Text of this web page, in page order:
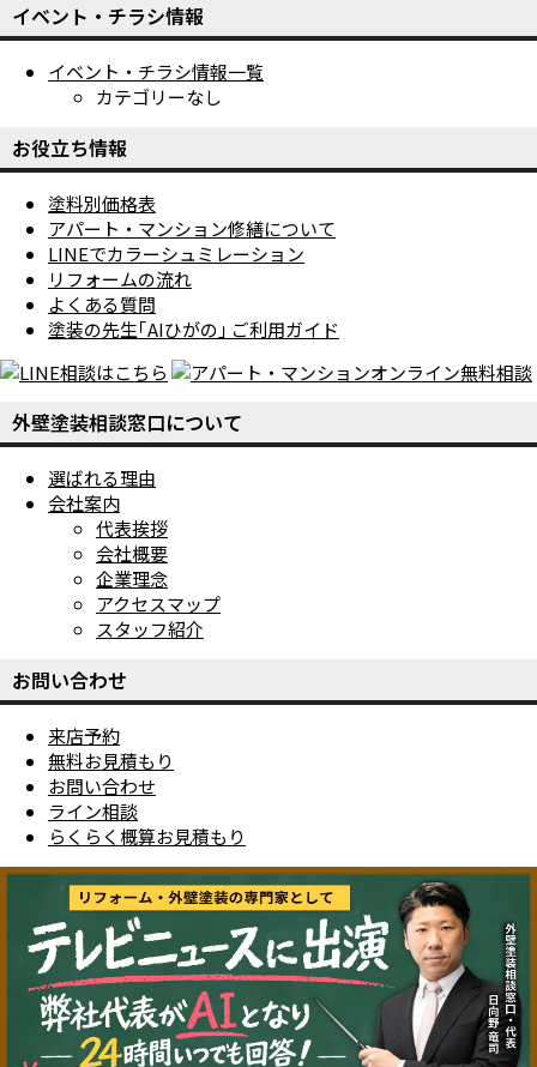
イベント・チラシ情報
イベント・チラシ情報一覧
カテゴリーなし
お役立ち情報
塗料別価格表
アパート・マンション修繕について
LINEでカラーシュミレーション
リフォームの流れ
よくある質問
塗装の先生｢AIひがの｣ ご利用ガイド
外壁塗装相談窓口について
選ばれる理由
会社案内
代表挨拶
会社概要
企業理念
アクセスマップ
スタッフ紹介
お問い合わせ
来店予約
無料お見積もり
お問い合わせ
ライン相談
らくらく概算お見積もり